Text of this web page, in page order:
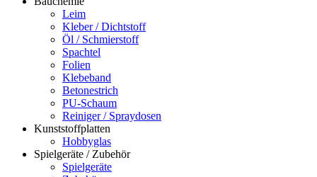
Leim
Kleber / Dichtstoff
Öl / Schmierstoff
Spachtel
Folien
Klebeband
Betonestrich
PU-Schaum
Reiniger / Spraydosen
Kunststoffplatten
Hobbyglas
Spielgeräte / Zubehör
Spielgeräte